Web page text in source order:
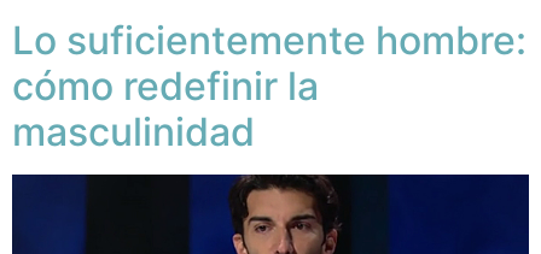
Lo suficientemente hombre:
cómo redefinir la
masculinidad